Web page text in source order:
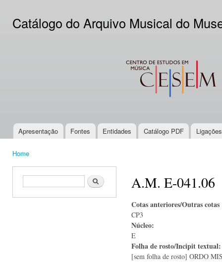
Catálogo do Arquivo Musical do
CESEM
Main menu
Apresentação Fontes Entidades Catálogo PDF
Home
Search form Search A.M. E-041.06
Cotas anteriores/Outras
CP3
Núcleo:
E
Folha de rosto/Incipit
[sem folha de rosto] ORDO